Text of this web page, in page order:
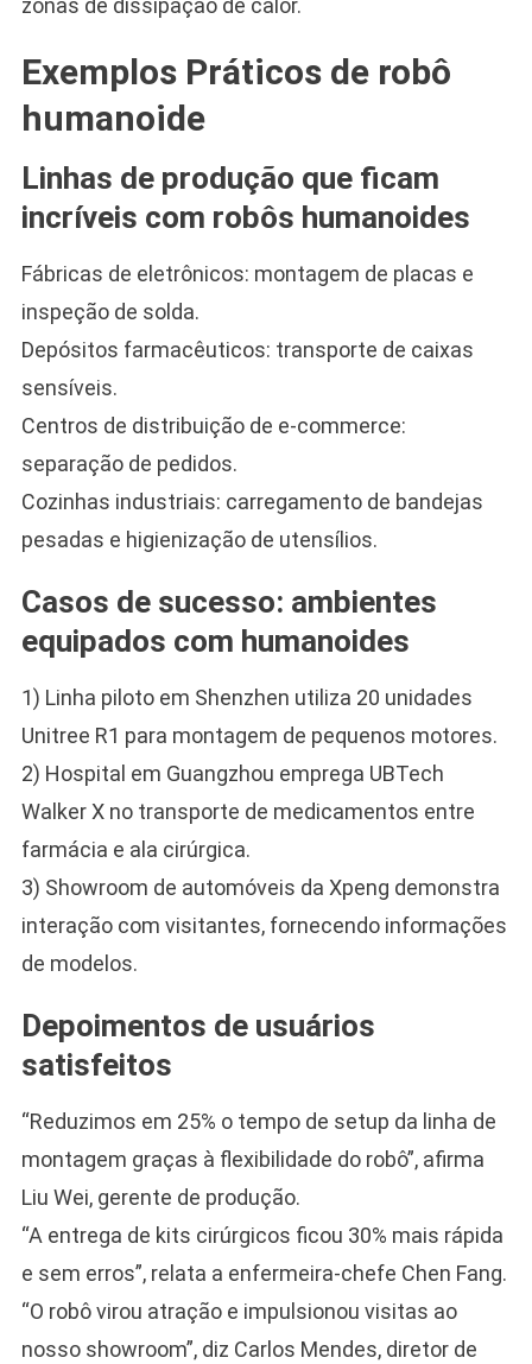
zonas de dissipação de calor.
Exemplos Práticos de robô
humanoide
Linhas de produção que ficam
incríveis com robôs humanoides
Fábricas de eletrônicos: montagem de placas e
inspeção de solda.
Depósitos farmacêuticos: transporte de caixas
sensíveis.
Centros de distribuição de e-commerce:
separação de pedidos.
Cozinhas industriais: carregamento de bandejas
pesadas e higienização de utensílios.
Casos de sucesso: ambientes
equipados com humanoides
1) Linha piloto em Shenzhen utiliza 20 unidades
Unitree R1 para montagem de pequenos motores.
2) Hospital em Guangzhou emprega UBTech
Walker X no transporte de medicamentos entre
farmácia e ala cirúrgica.
3) Showroom de automóveis da Xpeng demonstra
interação com visitantes, fornecendo informações
de modelos.
Depoimentos de usuários
satisfeitos
“Reduzimos em 25% o tempo de setup da linha de
montagem graças à flexibilidade do robô”, afirma
Liu Wei, gerente de produção.
“A entrega de kits cirúrgicos ficou 30% mais rápida
e sem erros”, relata a enfermeira-chefe Chen Fang.
“O robô virou atração e impulsionou visitas ao
nosso showroom”, diz Carlos Mendes, diretor de